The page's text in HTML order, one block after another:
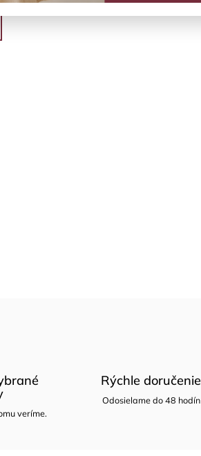
veríme.
Rýchle doručenie
Odosielame do 48 hodín